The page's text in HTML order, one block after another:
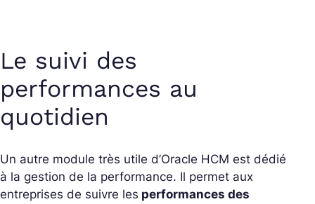
Le suivi des
performances au
quotidien
Un autre module très utile d’Oracle HCM est dédié
à la gestion de la performance. Il permet aux
entreprises de suivre les performances des